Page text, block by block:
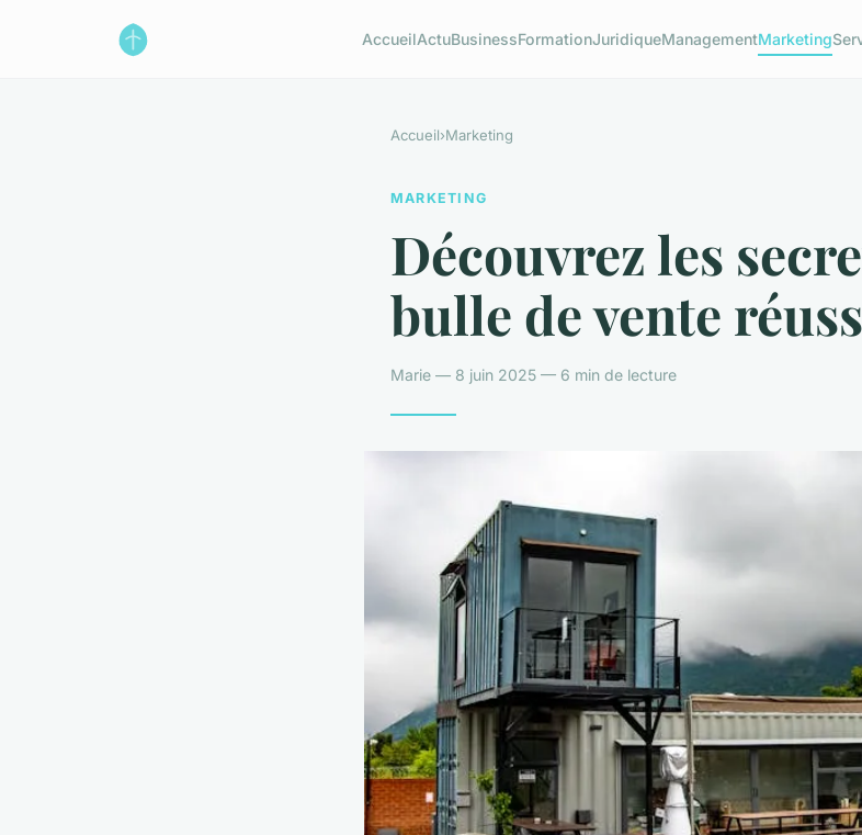
AccueilActuBusinessFormationJuridiqueManagementMarketing
Accueil›Marketing
MARKETING
Découvrez les
bulle de vente
Marie — 8 juin 2025 — 6 min de lecture